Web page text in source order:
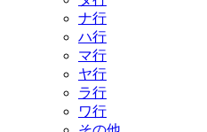
ナ行
ハ行
マ行
ヤ行
ラ行
ワ行